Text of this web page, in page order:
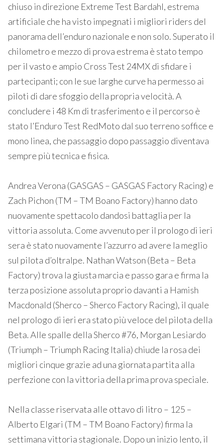
chiuso in direzione Extreme Test Bardahl, estrema
artificiale che ha visto impegnati i migliori riders del
panorama dell’enduro nazionale e non solo. Superato il
chilometro e mezzo di prova estrema è stato tempo
per il vasto e ampio Cross Test 24MX di sfidare i
partecipanti; con le sue larghe curve ha permesso ai
piloti di dare sfoggio della propria velocità. A
concludere i 48 Km di trasferimento e il percorso è
stato l’Enduro Test RedMoto dal suo terreno soffice e
mono linea, che passaggio dopo passaggio diventava
sempre più tecnica e fisica.
Andrea Verona (GASGAS – GASGAS Factory Racing) e
Zach Pichon (TM – TM Boano Factory) hanno dato
nuovamente spettacolo dandosi battaglia per la
vittoria assoluta. Come avvenuto per il prologo di ieri
sera è stato nuovamente l’azzurro ad avere la meglio
sul pilota d’oltralpe. Nathan Watson (Beta – Beta
Factory) trova la giusta marcia e passo gara e firma la
terza posizione assoluta proprio davanti a Hamish
Macdonald (Sherco – Sherco Factory Racing), il quale
nel prologo di ieri era stato più veloce del pilota della
Beta. Alle spalle della Sherco #76, Morgan Lesiardo
(Triumph – Triumph Racing Italia) chiude la rosa dei
migliori cinque grazie ad una giornata partita alla
perfezione con la vittoria della prima prova speciale.
Nella classe riservata alle ottavo di litro – 125 –
Alberto Elgari (TM – TM Boano Factory) firma la
settimana vittoria stagionale. Dopo un inizio lento, il